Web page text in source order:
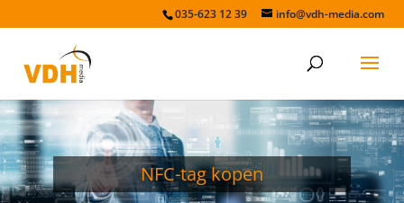
035-623 12 39 info@vdh-media.com
NFC-tag kopen